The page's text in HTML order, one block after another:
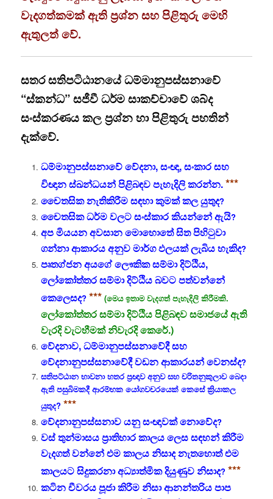
වැදගත්කමක් ඇති ප්‍රශ්න සහ පිළිතුරු මෙහි
ඇතුලත් වේ.
සතර සතිපටිඨානයේ ධම්මානුපස්සනාවේ
“ස්කන්ධ” සජීවී ධර්ම සාකච්චාවේ ශබ්ද
සංස්කරණය කල ප්‍රශ්න හා පිළිතුරු පහතින්
දැක්වේ.
ධම්මානුපස්සනාවේ වේදනා, සංඥා, සංකාර සහ
විඥාන ස්ඛන්ධයන් පිළිබඳව පැහැදිලි කරන්න.***
චෛතසික නැතිකිරීම සඳහා කුමක් කල යුතුද?
චෛතසික ධර්ම වලට සංස්කාර කියන්නේ ඇයි?
අප මියයන අවසාන මොහොතේ සිත පිහිටුවා
ගන්නා ආකාරය අනුව මාර්ග ඵලයක් ලැබිය හැකිද?
පෘතග්ජන අයගේ ලෞකික සම්මා දිට්ඨිය,
ලෝකෝත්තර සම්මා දිට්ඨිය බවට පත්වන්නේ
කෙලෙසද? ***(මෙය ඉතාම වැදගත් පැහැදිලි කිරීමකි.
ලෝකෝත්තර සම්මා දිට්ඨිය පිළිබඳව සමාජයේ ඇති
වැරදි වැටහීමක් නිවැරදි කෙරේ.)
වේදනාව, ධම්මානුපස්සනාවේදී සහ
වේදනානුපස්සනාවේදී වඩන ආකාරයන් වෙනස්ද?
සතිපට්ඨාන භාවනා හතර ප්‍රඥාව අනුව සහ චරිතනුකුලාව බෙදා
ඇති පසුබිමකදී ආරම්භක යෝගවචරයෙක් කෙසේ ක්‍රියාකල
යුතුද? ***
වේදනානුපස්සනාව යනු සංඥාවක් නොවේද?
වස් තුන්මාසය ප්‍රාතිහාර කාලය ලෙස සඳහන් කිරීම
වැදගත් වන්නේ එම කාලය නිසාද නැතහොත් එම
කාලයට සිදුකරනා අධ්‍යාත්මික දියුණුව නිසාද? ***
කටින චීවරය පූජා කිරීම නිසා ආනන්තරිය පාප